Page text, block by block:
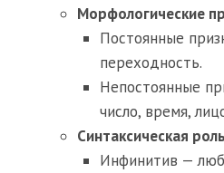
Морфологические
Постоянные
переходность.
Непостоянные
число, время,
Синтаксическая
Инфинитив —